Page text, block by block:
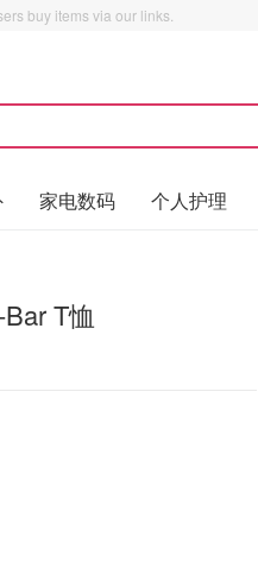
buy items via our links.
家电数码 个人护理
T恤